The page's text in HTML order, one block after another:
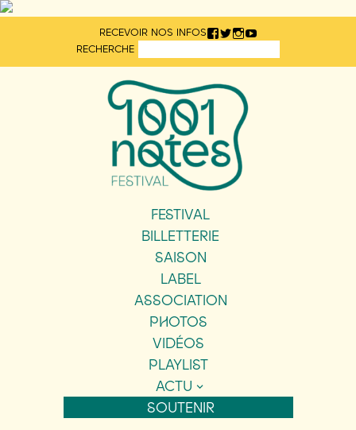
RECEVOIR NOS INFOS
RECHERCHE
FESTIVAL
BILLETTERIE
SAISON
LABEL
ASSOCIATION
PHOTOS
VIDÉOS
PLAYLIST
ACTU
SOUTENIR